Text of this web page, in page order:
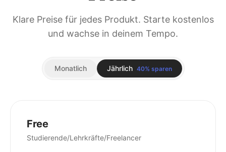
Klare Preise für jedes Produkt. Starte kostenlos
und wachse in deinem Tempo.
Monatlich Jährlich 40% sparen
Free
Studierende/Lehrkräfte/Freelancer